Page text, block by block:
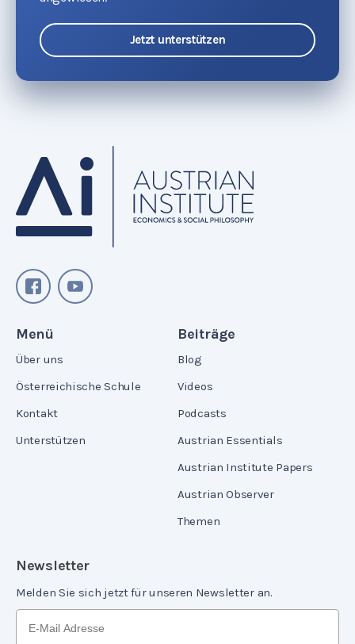
Jetzt unterstützen
Menü
Über uns
Österreichische Schule
Kontakt
Unterstützen
Beiträge
Blog
Videos
Podcasts
Austrian Essentials
Austrian Institute Papers
Austrian Observer
Themen
Newsletter
Melden Sie sich jetzt für unseren Newsletter an.